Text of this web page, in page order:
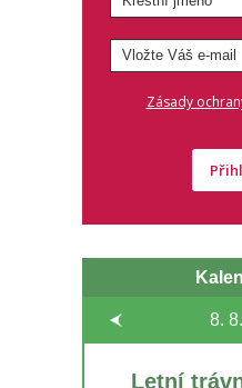
Zásady
8. 8.
Letní